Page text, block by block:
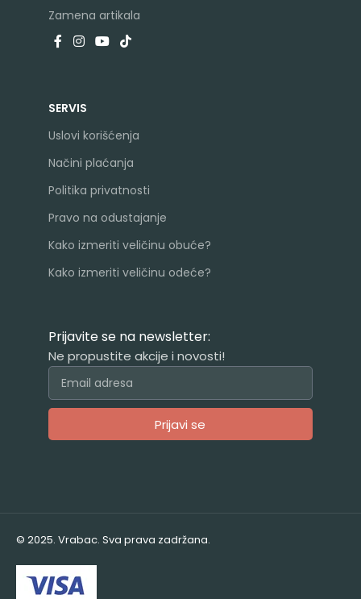
Zamena artikala
SERVIS
Uslovi korišćenja
Načini plaćanja
Politika privatnosti
Pravo na odustajanje
Kako izmeriti veličinu obuće?
Kako izmeriti veličinu odeće?
Prijavite se na newsletter:
Ne propustite akcije i novosti!
Prijavi se
© 2025. Vrabac. Sva prava zadržana.